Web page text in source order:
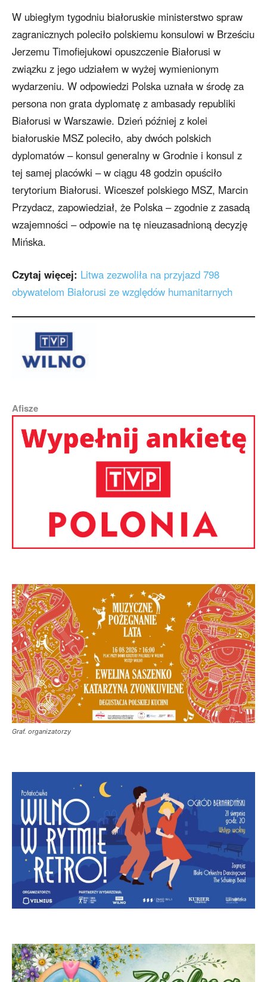
W ubiegłym tygodniu białoruskie ministerstwo spraw
zagranicznych poleciło polskiemu konsulowi w Brześciu
Jerzemu Timofiejukowi opuszczenie Białorusi w
związku z jego udziałem w wyżej wymienionym
wydarzeniu. W odpowiedzi Polska uznała w środę za
persona non grata dyplomatę z ambasady republiki
Białorusi w Warszawie. Dzień później z kolei
białoruskie MSZ poleciło, aby dwóch polskich
dyplomatów – konsul generalny w Grodnie i konsul z
tej samej placówki – w ciągu 48 godzin opuściło
terytorium Białorusi. Wiceszef polskiego MSZ, Marcin
Przydacz, zapowiedział, że Polska – zgodnie z zasadą
wzajemności – odpowie na tę nieuzasadnioną decyzję
Mińska.
Czytaj więcej: Litwa zezwoliła na przyjazd 798
obywatelom Białorusi ze względów humanitarnych
Afisze
Graf. organizatorzy